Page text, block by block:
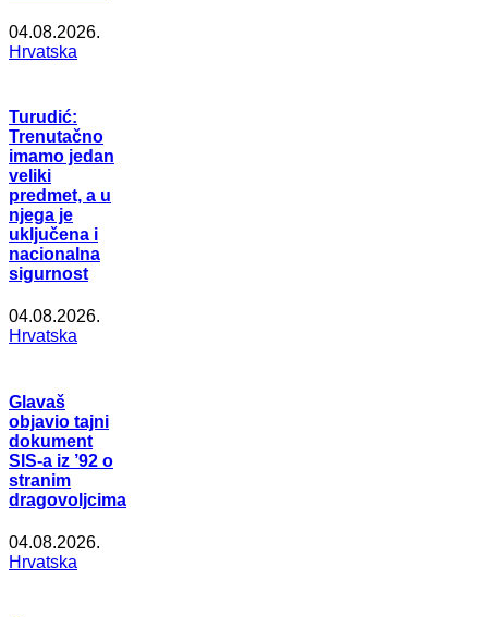
04.08.2026.
Hrvatska
Turudić:
Trenutačno
imamo jedan
veliki
predmet, a u
njega je
uključena i
nacionalna
sigurnost
04.08.2026.
Hrvatska
Glavaš
objavio tajni
dokument
SIS-a iz ’92 o
stranim
dragovoljcima
04.08.2026.
Hrvatska